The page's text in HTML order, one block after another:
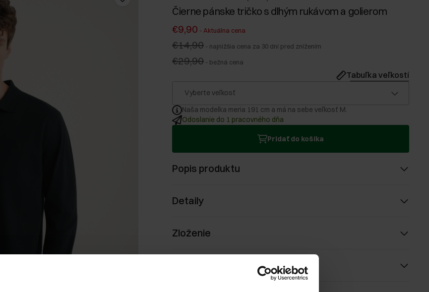
Čierne pánske tričko s dlhým rukávom a golierom
€9,90 - Aktuálna cena
€14,90 - najnižšia cena za 30 dní pred znížením
€29,90 - bežná cena
Tabuľka veľkostí
Vyberte veľkosť
Naša modelka meria 191 cm a má na sebe veľkosť M.
Odoslanie do 1 pracovného dňa
Pridať do košíka
Popis produktu
Detaily
Zloženie